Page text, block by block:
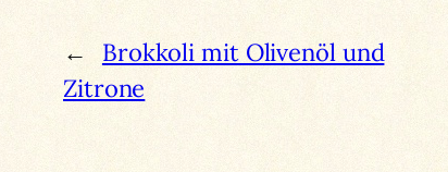
←
Brokkoli mit Olivenöl und
Zitrone